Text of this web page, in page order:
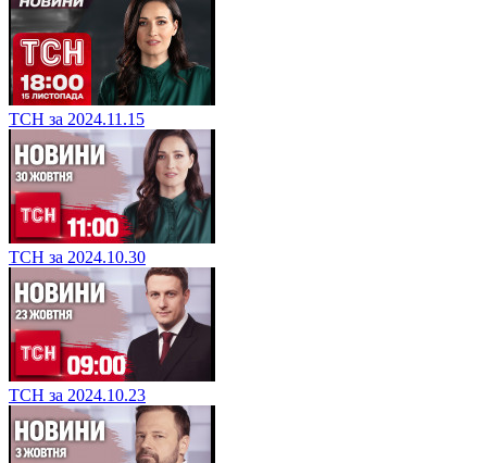
ТСН за 2024.11.15
ТСН за 2024.10.30
ТСН за 2024.10.23